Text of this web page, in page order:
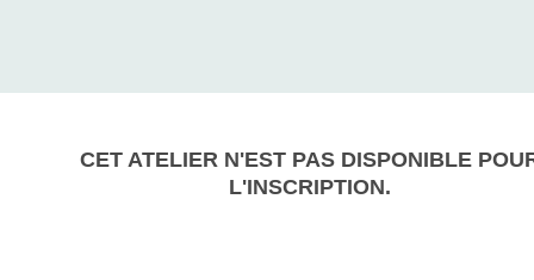
CET ATELIER N'EST PAS DISPONIBLE
L'INSCRIPTION.